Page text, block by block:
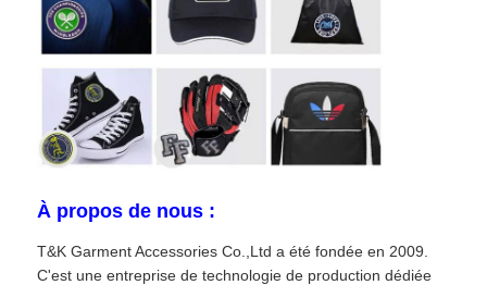
À propos de nous :
T&K Garment Accessories Co.,Ltd a été fondée en 2009.
C'est une entreprise de technologie de production dédiée